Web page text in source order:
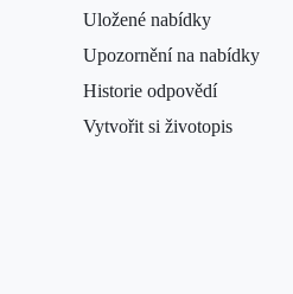
Uložené nabídky
Upozornění na nabídky
Historie odpovědí
Vytvořit si životopis